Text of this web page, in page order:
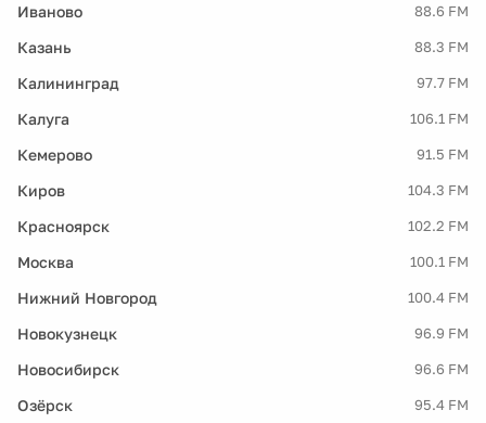
Иваново 88.6 FM
Казань 88.3 FM
Калининград 97.7 FM
Калуга 106.1 FM
Кемерово 91.5 FM
Киров 104.3 FM
Красноярск 102.2 FM
Москва 100.1 FM
Нижний Новгород 100.4 FM
Новокузнецк 96.9 FM
Новосибирск 96.6 FM
Озёрск 95.4 FM